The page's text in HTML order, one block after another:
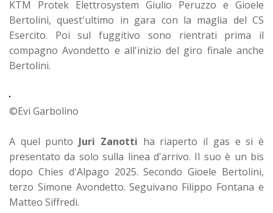
KTM Protek Elettrosystem Giulio Peruzzo e Gioele
Bertolini, quest'ultimo in gara con la maglia del CS
Esercito. Poi sul fuggitivo sono rientrati prima il
compagno Avondetto e all'inizio del giro finale anche
Bertolini.
©Evi Garbolino
A quel punto Juri Zanotti ha riaperto il gas e si è
presentato da solo sulla linea d'arrivo. Il suo è un bis
dopo Chies d'Alpago 2025. Secondo Gioele Bertolini,
terzo Simone Avondetto. Seguivano Filippo Fontana e
Matteo Siffredi.